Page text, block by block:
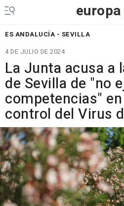
europa
ES ANDALUCÍA - SEVILLA
4 DE JULIO DE 2024
La Junta acusa a
de Sevilla de "no
competencias"
control del Virus